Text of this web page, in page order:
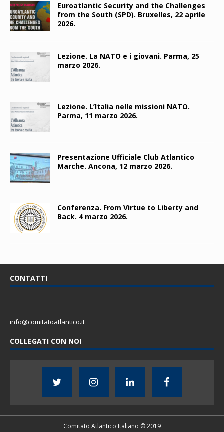
Euroatlantic Security and the Challenges
from the South (SPD). Bruxelles, 22 aprile
2026.
Lezione. La NATO e i giovani. Parma, 25
marzo 2026.
Lezione. L’Italia nelle missioni NATO.
Parma, 11 marzo 2026.
Presentazione Ufficiale Club Atlantico
Marche. Ancona, 12 marzo 2026.
Conferenza. From Virtue to Liberty and
Back. 4 marzo 2026.
CONTATTI
info@comitatoatlantico.it
COLLEGATI CON NOI
Comitato Atlantico Italiano © 2019